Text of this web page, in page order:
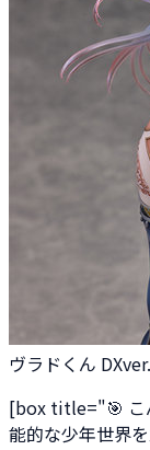
ヴラドくん
[box title="🎯 こ
能的な少年世界